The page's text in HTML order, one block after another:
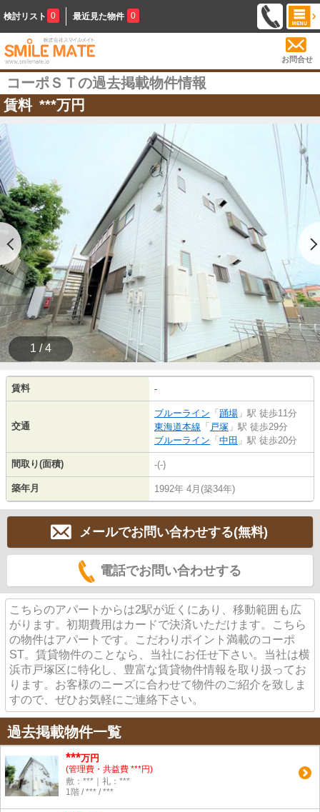
検討リスト 0 最近見た物件 0
お問合せ
コーポＳＴの過去掲載物件情報
賃料 ***万円
1 / 4
賃料 -
交通
ブルーライン 「 踊場 」駅 徒歩11分
東海道本線 「 戸塚 」駅 徒歩29分
ブルーライン 「 中田 」駅 徒歩20分
間取り(面積) -(-)
築年月 1992年 4月(築34年)
メールでお問い合わせする(無料)
電話でお問い合わせする
こちらのアパートからは2駅が近くにあり、移動範囲も広
がります。初期費用はカードで決済いただけます。こちら
の物件はアパートです。こだわりポイント満載のコーポ
ST。賃貸物件のことなら、当社にお任せ下さい。当社は横
浜市戸塚区に特化し、豊富な賃貸物件情報を取り扱ってお
ります。お客様のニーズに合わせて物件のご紹介を致しま
すので、ぜひお気軽にご連絡下さい。
過去掲載物件一覧
***万円
(管理費・共益費 ***円)
敷：***｜礼：***
1階 / *** / ***